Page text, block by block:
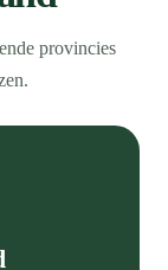
provincies